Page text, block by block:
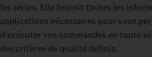
les séries. Elle fournit toutes les
applications nécessaires pour vous
d'exécuter vos commandes en toute
des critères de qualité définis.